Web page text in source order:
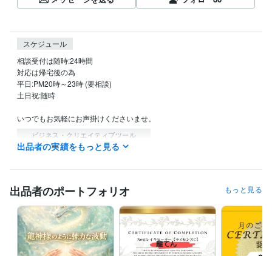
スケジュール
相談受付は随時:24時間
対応は帰宅後の為
平日:PM20時～23時 (要相談)
土日祝:随時
ビジネス・クリエイティブツール
Excel:10年PowerPoint:10年Word:10年
占い NEXTレイキヒーリング
学歴
デザイン系専門学校 1996年3月 ~ 2000年2月
出品者の実績をもっと見る
出品者のポートフォリオ もっと見る